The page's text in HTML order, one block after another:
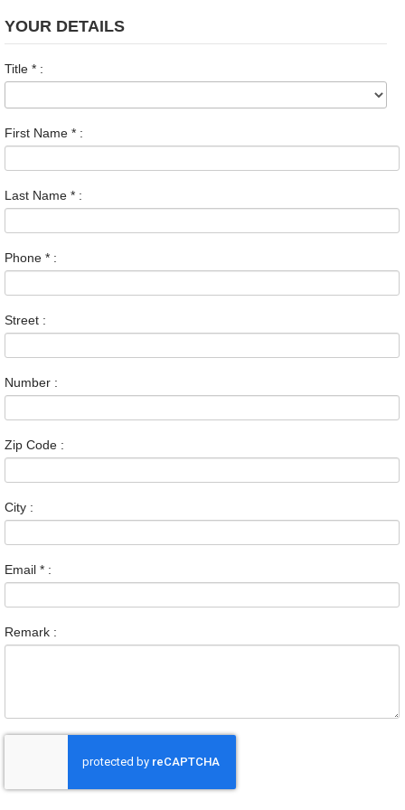
YOUR DETAILS
Title * :
First Name * :
Last Name * :
Phone * :
Street :
Number :
Zip Code :
City :
Email * :
Remark :